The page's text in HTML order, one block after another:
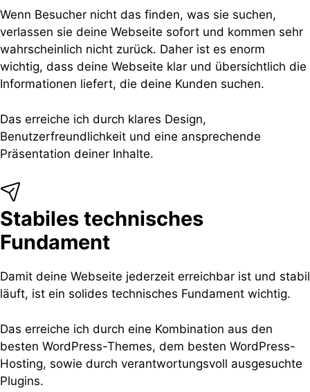
Wenn Besucher nicht das finden, was sie suchen,
verlassen sie deine Webseite sofort und kommen sehr
wahrscheinlich nicht zurück. Daher ist es enorm
wichtig, dass deine Webseite klar und übersichtlich die
Informationen liefert, die deine Kunden suchen.
Das erreiche ich durch klares Design,
Benutzerfreundlichkeit und eine ansprechende
Präsentation deiner Inhalte.
Stabiles technisches
Fundament
Damit deine Webseite jederzeit erreichbar ist und stabil
läuft, ist ein solides technisches Fundament wichtig.
Das erreiche ich durch eine Kombination aus den
besten WordPress-Themes, dem besten WordPress-
Hosting, sowie durch verantwortungsvoll ausgesuchte
Plugins.